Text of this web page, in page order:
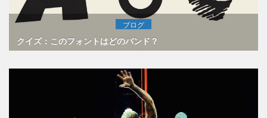
ブログ
クイズ：このフォントはどのバンド？